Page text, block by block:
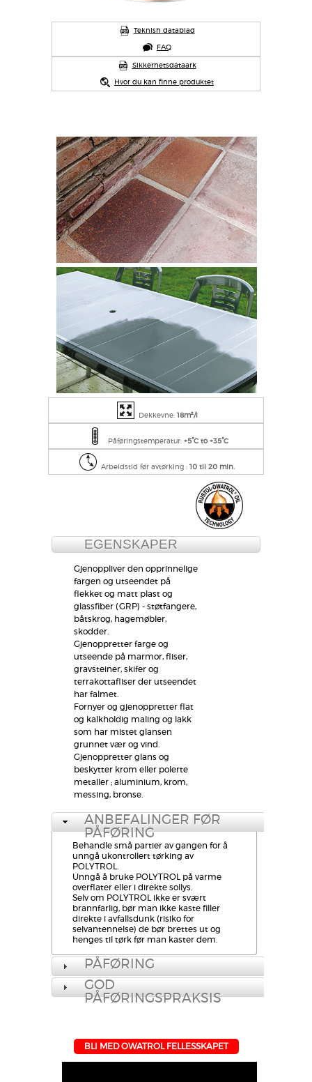
Teknish datablad
FAQ
Sikkerhetsdataark
Hvor du kan finne produktet
Dekkevne: 18m²/l
Påføringstemperatur: +5°C to +35°C
Arbeidstid før avtørking : 10 til 20 min.
EGENSKAPER
Gjenoppliver den opprinnelige
fargen og utseendet på
flekket og matt plast og
glassfiber (GRP) - støtfangere,
båtskrog, hagemøbler,
skodder.
Gjenoppretter farge og
utseende på marmor, fliser,
gravsteiner, skifer og
terrakottafliser der utseendet
har falmet.
Fornyer og gjenoppretter flat
og kalkholdig maling og lakk
som har mistet glansen
grunnet vær og vind.
Gjenoppretter glans og
beskytter krom eller polerte
metaller ; aluminium, krom,
messing, bronse.
ANBEFALINGER FØR
PÅFØRING
Behandle små partier av gangen for å
unngå ukontrollert tørking av
POLYTROL.
Unngå å bruke POLYTROL på varme
overflater eller i direkte sollys.
Selv om POLYTROL ikke er svært
brannfarlig, bør man ikke kaste filler
direkte i avfallsdunk (risiko for
selvantennelse) de bør brettes ut og
henges til tørk før man kaster dem.
PÅFØRING
GOD
PÅFØRINGSPRAKSIS
BLI MED OWATROL FELLESSKAPET